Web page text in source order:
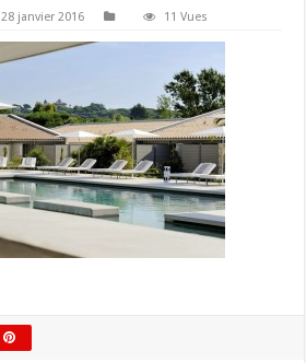
28 janvier 2016 11 Vues